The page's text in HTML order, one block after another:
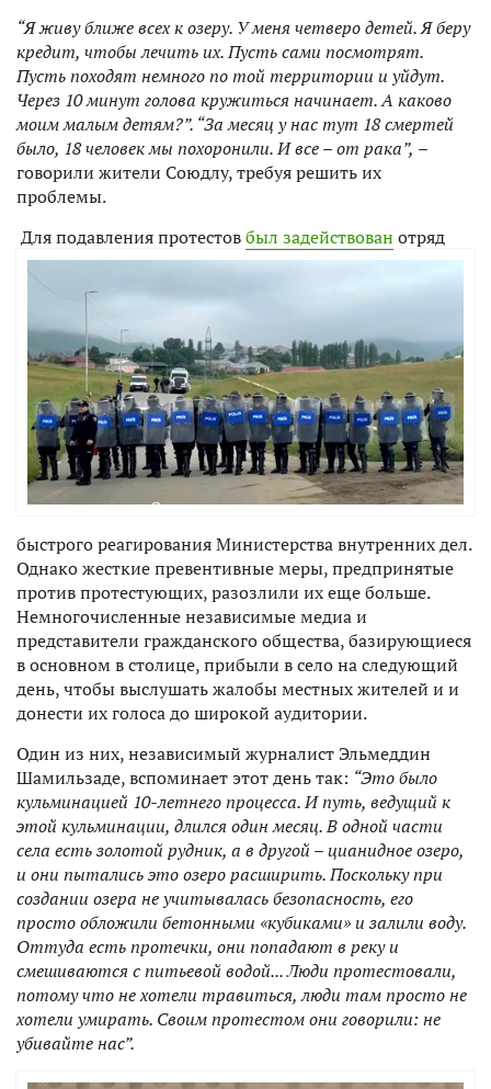
“Я живу ближе всех к озеру. У меня четверо детей. Я беру
кредит, чтобы лечить их. Пусть сами посмотрят.
Пусть походят немного по той территории и уйдут.
Через 10 минут голова кружиться начинает. А каково
моим малым детям?”. “За месяц у нас тут 18 смертей
было, 18 человек мы похоронили. И все – от рака”, –
говорили жители Союдлу, требуя решить их
проблемы.
Для подавления протестовбыл задействован отряд
быстрого реагирования Министерства внутренних дел.
Однако жесткие превентивные меры, предпринятые
против протестующих, разозлили их еще больше.
Немногочисленные независимые медиа и
представители гражданского общества, базирующиеся
в основном в столице, прибыли в село на следующий
день, чтобы выслушать жалобы местных жителей и и
донести их голоса до широкой аудитории.
Один из них, независимый журналист Эльмеддин
Шамильзаде, вспоминает этот день так: “Это было
кульминацией 10-летнего процесса. И путь, ведущий к
этой кульминации, длился один месяц. В одной части
села есть золотой рудник, а в другой – цианидное озеро,
и они пытались это озеро расширить. Поскольку при
создании озера не учитывалась безопасность, его
просто обложили бетонными «кубиками» и залили воду.
Оттуда есть протечки, они попадают в реку и
смешиваются с питьевой водой... Люди протестовали,
потому что не хотели травиться, люди там просто не
хотели умирать. Своим протестом они говорили: не
убивайте нас”.